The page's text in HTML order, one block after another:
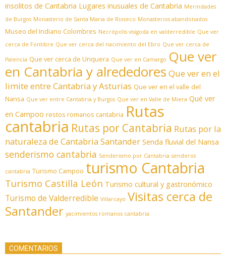
insolitos de Cantabria Lugares inusuales de Cantabria Merindades
de Burgos Monasterio de Santa Maria de Rioseco Monasterios abandonados
Museo del Indiano Colombres Necrópolis visigoda en valderredible Que ver
cerca de Fontibre Que ver cerca del nacimiento del Ebro Que ver cerca de
Palencia Que ver cerca de Unquera Que ver en Camargo Que ver
en Cantabria y alrededores Que ver en el
limite entre Cantabria y Asturias Que ver en el valle del
Nansa Que ver entre Cantabria y Burgos Que ver en Valle de Miera Qué ver
en Campoo restos romanos cantabria Rutas
cantabria Rutas por Cantabria Rutas por la
naturaleza de CantabriaSantander Senda fluvial del Nansa
senderismo cantabria Senderismo por Cantabria senderos
cantabria Turismo Campoo turismo Cantabria
Turismo Castilla León Turismo cultural y gastronómico
Turismo de Valderredible Villarcayo Visitas cerca de
Santander yacimientos romanos cantabria
COMENTARIOS